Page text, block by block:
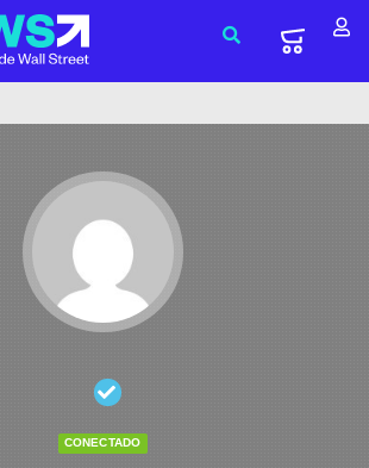
CONECTADO